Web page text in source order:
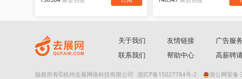
关于我们
联系我们
友情链接
帮助中心
广告服务
高薪聘
版权所有©杭州去展网络科技有限公司 浙ICP备15027784号-2
浙公网安备